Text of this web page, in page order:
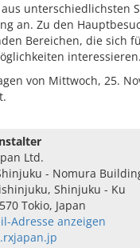
unterschiedlichsten
an. Zu den
Bereichen, die sich
interessieren.
von Mittwoch, 25.
Ltd.
- Nomura
Shinjuku - Ku
Tokio, Japan
Adresse anzeigen